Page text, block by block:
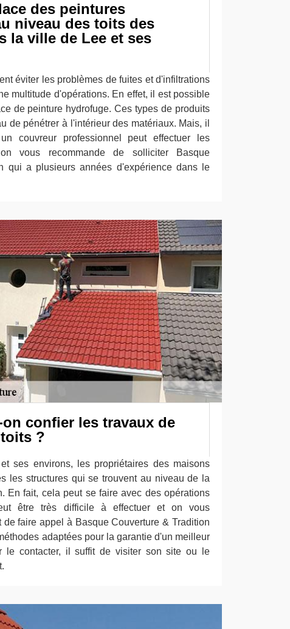
des peintures
niveau des toits des
la ville de Lee et ses
éviter les problèmes de fuites et d'infiltrations
multitude d'opérations. En effet, il est possible
de peinture hydrofuge. Ces types de produits
de pénétrer à l'intérieur des matériaux. Mais, il
couvreur professionnel peut effectuer les
vous recommande de solliciter Basque
qui a plusieurs années d'expérience dans le
confier les travaux de
?
ses environs, les propriétaires des maisons
les structures qui se trouvent au niveau de la
En fait, cela peut se faire avec des opérations
être très difficile à effectuer et on vous
de faire appel à Basque Couverture & Tradition
adaptées pour la garantie d'un meilleur
le contacter, il suffit de visiter son site ou le